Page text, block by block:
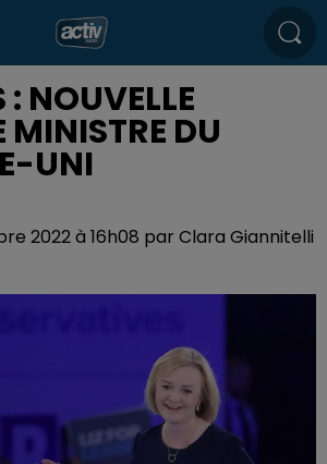
: NOUVELLE
MINISTRE DU
UNI
2022 à 16h08 par Clara Giannitelli